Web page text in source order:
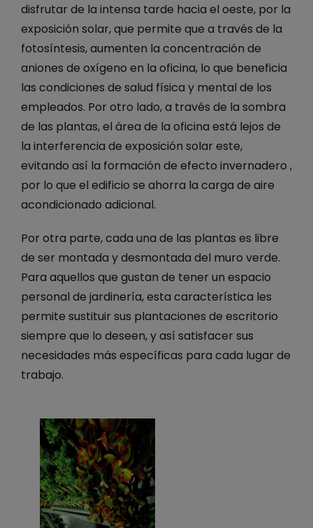
disfrutar de la intensa tarde hacia el oeste, por la
exposición solar, que permite que a través de la
fotosíntesis, aumenten la concentración de
aniones de oxígeno en la oficina, lo que beneficia
las condiciones de salud física y mental de los
empleados. Por otro lado, a través de la sombra
de las plantas, el área de la oficina está lejos de
la interferencia de exposición solar este,
evitando así la formación de efecto invernadero ,
por lo que el edificio se ahorra la carga de aire
acondicionado adicional.
Por otra parte, cada una de las plantas es libre
de ser montada y desmontada del muro verde.
Para aquellos que gustan de tener un espacio
personal de jardinería, esta característica les
permite sustituir sus plantaciones de escritorio
siempre que lo deseen, y así satisfacer sus
necesidades más específicas para cada lugar de
trabajo.